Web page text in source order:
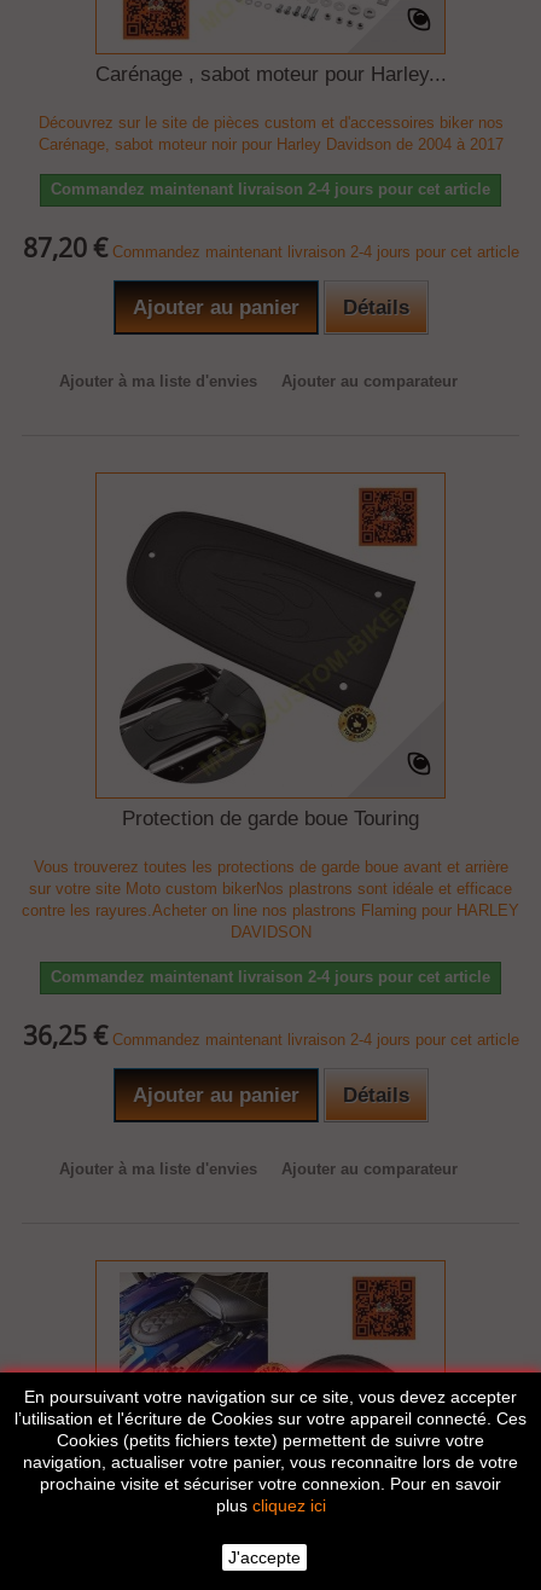
Carénage , sabot moteur pour Harley...
Découvrez sur le site de pièces custom et d'accessoires biker nos
Carénage, sabot moteur noir pour Harley Davidson de 2004 à 2017
Commandez maintenant livraison 2-4 jours pour cet article
87,20 € Commandez maintenant livraison 2-4 jours pour cet article
Ajouter au panier Détails
Ajouter à ma liste d'envies Ajouter au comparateur
Protection de garde boue Touring
Vous trouverez toutes les protections de garde boue avant et arrière
sur votre site Moto custom bikerNos plastrons sont idéale et efficace
contre les rayures.Acheter on line nos plastrons Flaming pour HARLEY
DAVIDSON
Commandez maintenant livraison 2-4 jours pour cet article
36,25 € Commandez maintenant livraison 2-4 jours pour cet article
Ajouter au panier Détails
Ajouter à ma liste d'envies Ajouter au comparateur
En poursuivant votre navigation sur ce site, vous devez accepter
l’utilisation et l'écriture de Cookies sur votre appareil connecté. Ces
Cookies (petits fichiers texte) permettent de suivre votre
navigation, actualiser votre panier, vous reconnaitre lors de votre
prochaine visite et sécuriser votre connexion. Pour en savoir
plus cliquez ici
J'accepte